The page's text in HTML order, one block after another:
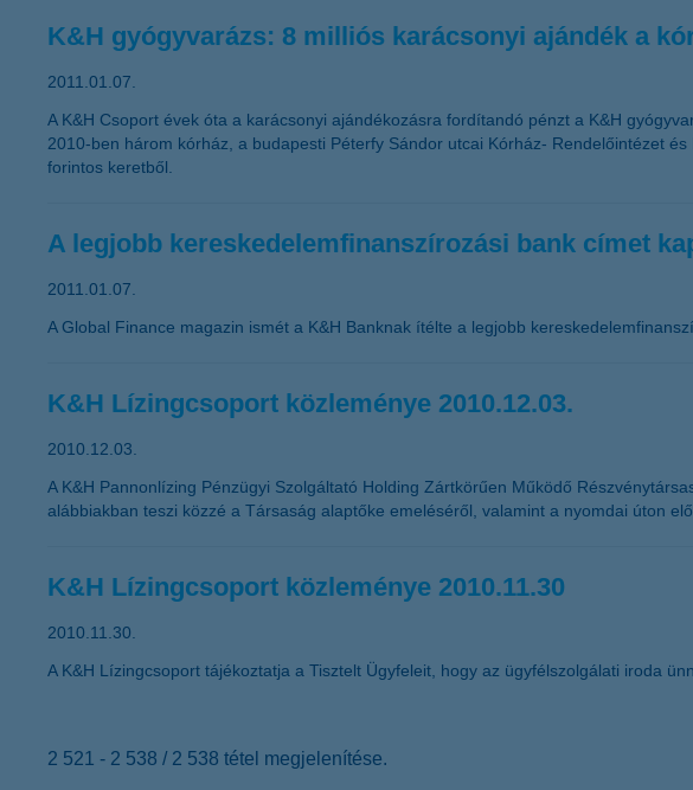
K&H gyógyvarázs: 8 milliós karácsonyi ajándék a
2011.01.07.
A K&H Csoport évek óta a karácsonyi ajándékozásra fordítandó pénzt a K&H
2010-ben három kórház, a budapesti Péterfy Sándor utcai Kórház- Rendelőintézet
forintos keretből.
A legjobb kereskedelemfinanszírozási bank címet
2011.01.07.
A Global Finance magazin ismét a K&H Banknak ítélte a legjobb
K&H Lízingcsoport közleménye 2010.12.03.
2010.12.03.
A K&H Pannonlízing Pénzügyi Szolgáltató Holding Zártkörűen Működő
alábbiakban teszi közzé a Társaság alaptőke emeléséről, valamint a nyomdai úton
K&H Lízingcsoport közleménye 2010.11.30
2010.11.30.
A K&H Lízingcsoport tájékoztatja a Tisztelt Ügyfeleit, hogy az ügyfélszolgálati iroda
2 521 - 2 538 / 2 538 tétel megjelenítése.